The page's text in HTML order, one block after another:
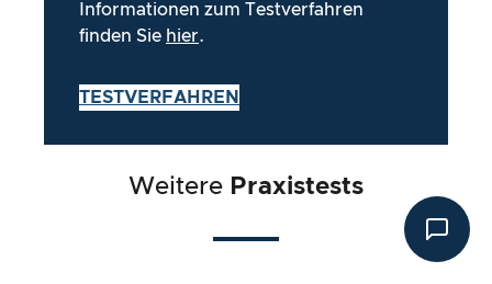
Informationen zum Testverfahren
finden Sie hier.
TESTVERFAHREN
Weitere Praxistests